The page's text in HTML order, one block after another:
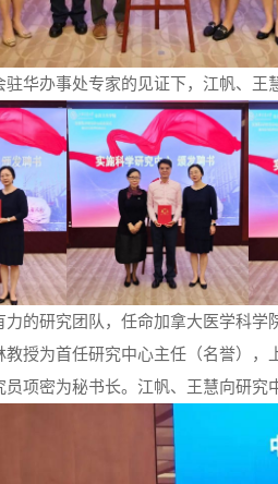
驻华办事处专家的见证下，江帆、王
力的研究团队，任命加拿大医学科学
教授为首任研究中心主任（名誉），
项密为秘书长。江帆、王慧向研究